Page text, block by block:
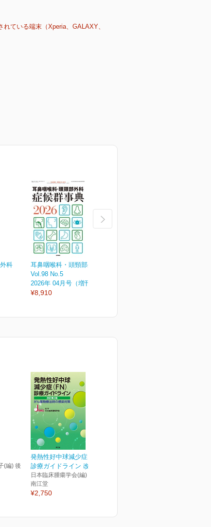
ている端末（Xperia、GALAXY、
外科
耳鼻咽喉科・頭頸部外科
Vol.98 No.5
2026年 04月号（増刊号）
¥8,910
(編) 後
発熱性好中球減少症（FN）
診療ガイドライン 改訂第...
日本臨床腫瘍学会(編)
南江堂
¥2,750